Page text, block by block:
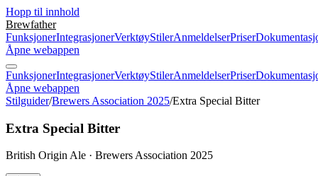
Hopp til innhold
Brewfather
FunksjonerIntegrasjonerVerktøyStilerAnmeldelserPriser
Åpne webappen
FunksjonerIntegrasjonerVerktøyStilerAnmeldelserPriser
Åpne webappen
Stilguider/Brewers Association 2025/Extra Special Bitter
Extra Special Bitter
British Origin Ale · Brewers Association 2025